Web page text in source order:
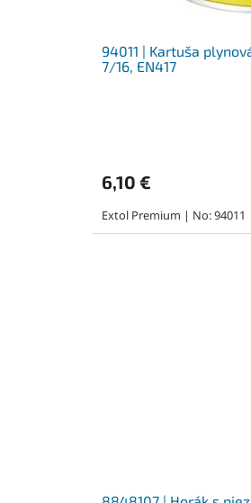
94011 | Kartuša
7/16, EN417
6,10 €
Extol Premium | No: 94011